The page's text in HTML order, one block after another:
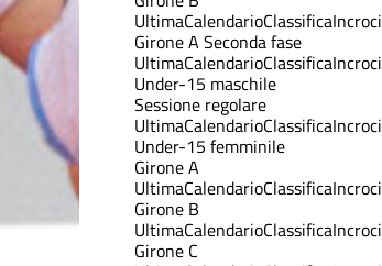
UltimaCalendarioClassificaIncroci
Girone A Seconda fase
UltimaCalendarioClassificaIncroci
Under-15 maschile
Sessione regolare
UltimaCalendarioClassificaIncroci
Under-15 femminile
Girone A
UltimaCalendarioClassificaIncroci
Girone B
UltimaCalendarioClassificaIncroci
Girone C